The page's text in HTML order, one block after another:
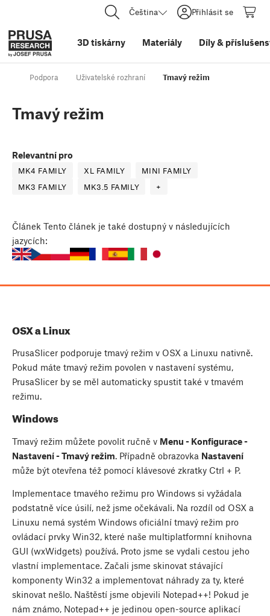
Čeština Přihlásit se
3D tiskárny Materiály Díly&
Podpora Uživatelské rozhraní Tmavý režim
Tmavý režim
Relevantní pro
MK4 FAMILY XL FAMILY
MINI FAMILY
MK3 FAMILY
MK3.5 FAMILY +
Článek Tento článek je také dostupný v následujících
jazycích:
OSX a Linux
PrusaSlicer podporuje tmavý režim v OSX a Linuxu nativně.
Pokud máte tmavý režim povolen v nastavení systému,
PrusaSlicer by se měl automaticky spustit také v tmavém
režimu.
Windows
Tmavý režim můžete povolit ručně v Menu - Konfigurace -
Nastavení - Tmavý režim. Případně obrazovka Nastavení
může být otevřena též pomocí klávesové zkratky Ctrl + P.
Implementace tmavého režimu pro Windows si vyžádala
podstatně více úsilí, než jsme očekávali. Na rozdíl od OSX a
Linuxu nemá systém Windows oficiální tmavý režim pro
ovládací prvky Win32, které naše multiplatformní knihovna
GUI (wxWidgets) používá. Proto jsme se vydali cestou jeho
vlastní implementace. Začali jsme skinovat stávající
komponenty Win32 a implementovat náhrady za ty, které
skinovat nešlo. Naštěstí jsme objevili Notepad++! Pokud je
nám známo, Notepad++ je jedinou open-source aplikací